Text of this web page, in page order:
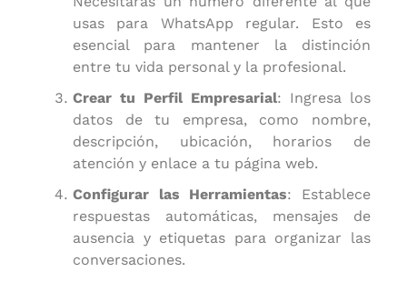
usas para WhatsApp regular. Esto es
esencial para mantener la distinción
entre tu vida personal y la profesional.
Crear tu Perfil Empresarial: Ingresa los
datos de tu empresa, como nombre,
descripción, ubicación, horarios de
atención y enlace a tu página web.
Configurar las Herramientas: Establece
respuestas automáticas, mensajes de
ausencia y etiquetas para organizar las
conversaciones.